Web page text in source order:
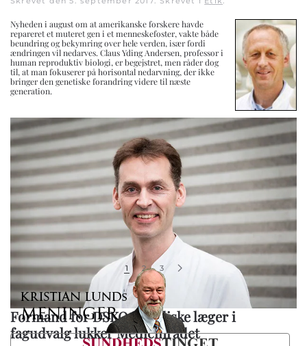
Nyheden i august om at amerikanske forskere havde
repareret et muteret gen i et menneskefoster, vakte både
beundring og bekymring over hele verden, især fordi
ændringen vil nedarves. Claus Yding Andersen, professor i
human reproduktiv biologi, er begejstret, men råder dog
til, at man fokuserer på horisontal nedarvning, der ikke
bringer den genetiske forandring videre til næste
generation.
Formand for DSKO: Nordiske læger i
fagudvalg lukker Medicinrådet
1 2 3